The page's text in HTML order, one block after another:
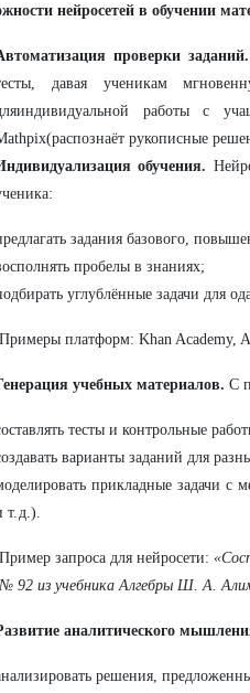
нейросетей в обучении
проверки заданий.
давая ученикам
работы с
рукописные
обучения.
задания базового,
пробелы в знаниях;
углублённые задачи для
Примеры платформ: Khan Academy,
учебных материалов. С
тесты и контрольные
варианты заданий для
прикладные задачи с
т. д.).
Пример запроса для нейросети:
№ 92 из учебника Алгебры Ш. А.
аналитического
решения,